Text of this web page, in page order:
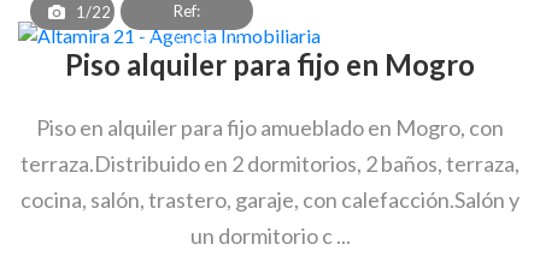
1/22
Ref:
PAF_OEA_8303
Piso alquiler para fijo en Mogro
Piso en alquiler para fijo amueblado en Mogro, con
terraza.Distribuido en 2 dormitorios, 2 baños, terraza,
cocina, salón, trastero, garaje, con calefacción.Salón y
un dormitorio c ...